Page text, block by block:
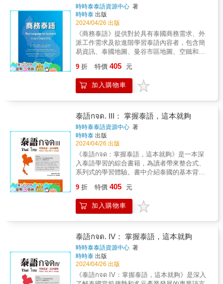
時時泰泰語資源中心 著
時時泰 出版
2024/04/26 出版
《商務泰語》提供對於具有泰國商務需求、外
派工作需求及欲進階學習泰語內容者，包含簡
易資訊、泰國地圖、曼谷市區地圖、空鐵和捷
的地理位置。本書依照實用程度分為「見面招
呼」、「拜訪會面」、「電話溝通」、「詢問
價格」、「商業報價」及「泰國工業」等八個
9 折 特價 405 元
加入購物車
泰語กจด. III： 掌握泰語，這本就夠
時時泰泰語資源中心 著
時時泰 出版
2024/04/26 出版
《泰語กจด：掌握泰語，這本就夠》是一本深
入泰語學習的綜合書籍，為讀者帶來整合式、
系列式的學習體驗。書中介紹泰國的基本背景
詳細探討泰語組成的四個元素，提供實用的學
習訣竅，讓學習者能夠更有效地掌握語言的要
素，透過一步步的教學深入解析複雜的拼音規
日常對話，逐步建立基礎泰語實力。為了提升
學習效果，本書附有QR code雲端音檔，使讀
者能夠隨時隨地透過聆聽提升聽力和發音。
9 折 特價 405 元
加入購物車
泰語กจด. IV： 掌握泰語，這本就夠
時時泰泰語資源中心 著
時時泰 出版
2024/04/26 出版
《泰語กจด IV：掌握泰語，這本就夠》是深入